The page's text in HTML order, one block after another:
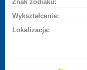
Znak zodiaku:
Wykształcenie:
Lokalizacja: